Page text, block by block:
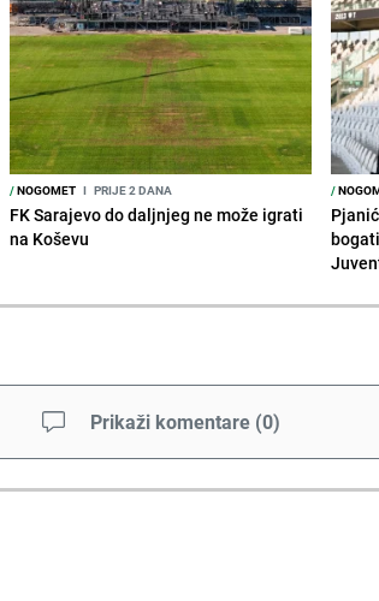
/NOGOMET I PRIJE 2 DANA
FK Sarajevo do daljnjeg ne može igrati
na Koševu
/
Prikaži komentare (0)